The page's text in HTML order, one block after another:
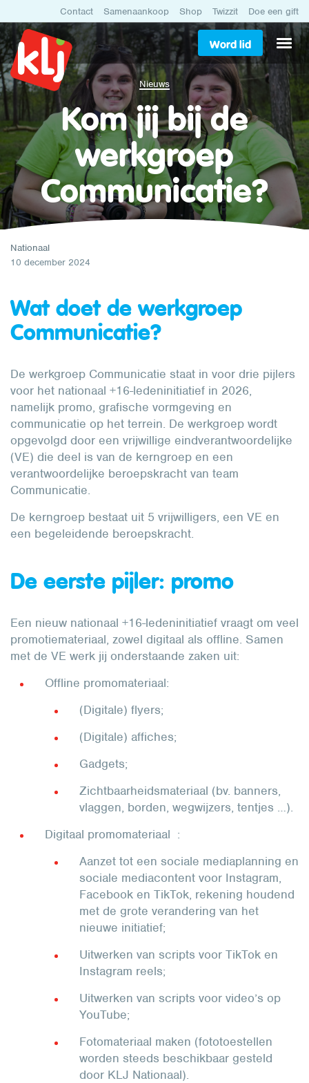
Contact Samenaankoop Shop Twizzit Doe een gift
Word lid
Nieuws
Kom jij bij de
werkgroep
Communicatie?
Nationaal
10 december 2024
Wat doet de werkgroep
Communicatie?
De werkgroep Communicatie staat in voor drie pijlers
voor het nationaal +16-ledeninitiatief in 2026,
namelijk promo, grafische vormgeving en
communicatie op het terrein. De werkgroep wordt
opgevolgd door een vrijwillige eindverantwoordelijke
(VE) die deel is van de kerngroep en een
verantwoordelijke beroepskracht van team
Communicatie.
De kerngroep bestaat uit 5 vrijwilligers, een VE en
een begeleidende beroepskracht.
De eerste pijler: promo
Een nieuw nationaal +16-ledeninitiatief vraagt om veel
promotiemateriaal, zowel digitaal als offline. Samen
met de VE werk jij onderstaande zaken uit:
Offline promomateriaal:
(Digitale) flyers;
(Digitale) affiches;
Gadgets;
Zichtbaarheidsmateriaal (bv. banners,
vlaggen, borden, wegwijzers, tentjes …).
Digitaal promomateriaal :
Aanzet tot een sociale mediaplanning en
sociale mediacontent voor Instagram,
Facebook en TikTok, rekening houdend
met de grote verandering van het
nieuwe initiatief;
Uitwerken van scripts voor TikTok en
Instagram reels;
Uitwerken van scripts voor video’s op
YouTube;
Fotomateriaal maken (fototoestellen
worden steeds beschikbaar gesteld
door KLJ Nationaal).